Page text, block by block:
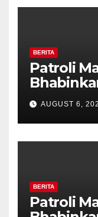
BERITA
Patroli
Pilar
Perkuat
Diajak
AUGUST 6,
BERITA
Patroli